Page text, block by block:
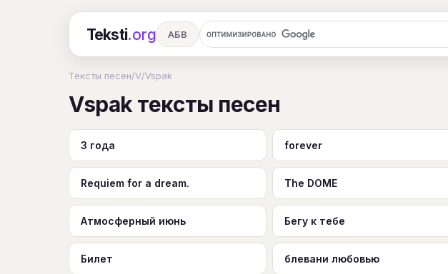
Teksti.org АБВ
Ч Ш Э Ю Я En
Тексты песен/V/Vspak
Vspak тексты песен
3 года forever
Requiem for a dream. The DOME
Атмосферный июнь Бегу к тебе
Билет блевани любовью